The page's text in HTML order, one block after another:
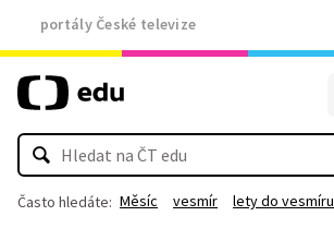
portály České televize
Často hledáte: Měsíc vesmír lety do vesmíru